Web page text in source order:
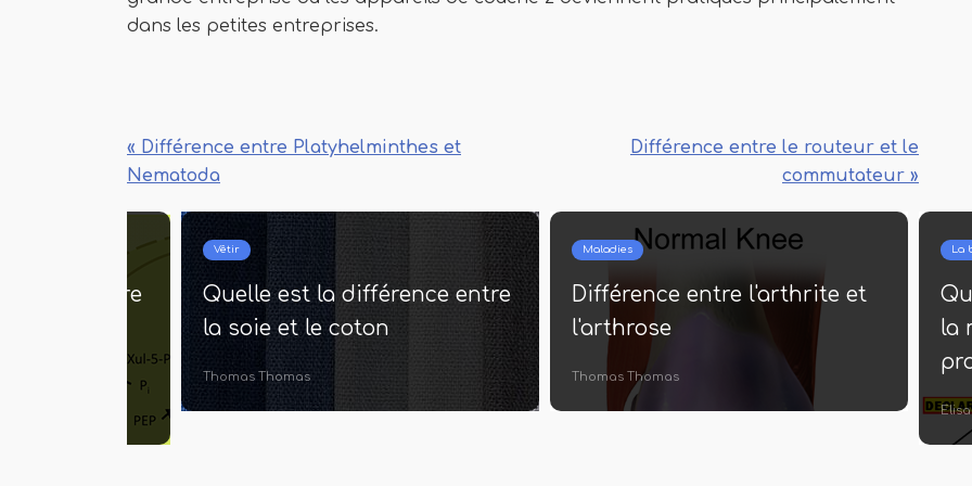
dans les petites entreprises.
« Différence entre Platyhelminthes et
Nematoda
Différence entre le routeur et le
commutateur »
entre
Vêtir
Quelle est la différence entre
la soie et le coton
Thomas Thomas
Maladies
Différence entre l'arthrite et
l'arthrose
Thomas Thomas
La
la
Elisa